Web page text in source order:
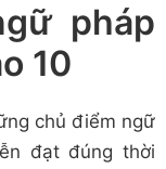
pháp
10
chủ điểm ngữ
đạt đúng thời